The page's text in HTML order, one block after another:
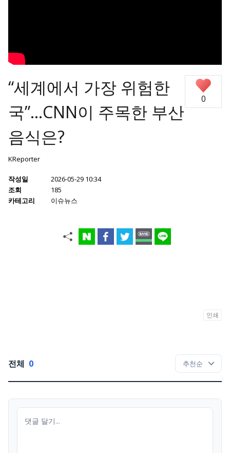
“세계에서 가장 위험한
국”…CNN이 주목한 부산
음식은?
KReporter
작성일
2026-05-29 10:34
조회
185
카테고리
이슈뉴스
0
인쇄
전체 0